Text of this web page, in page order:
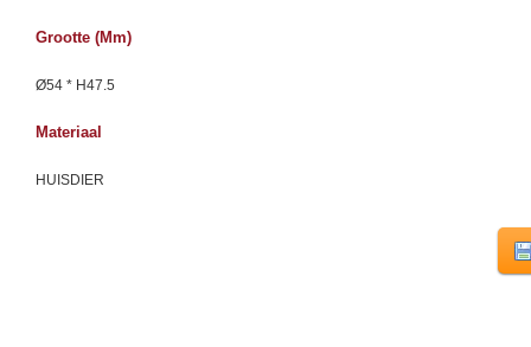
Grootte (mm)
Ø54 * H47.5
Materiaal
HUISDIER